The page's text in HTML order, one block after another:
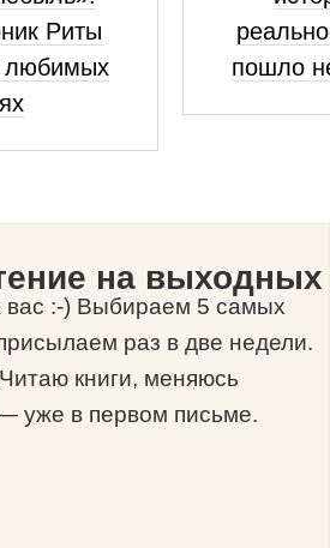
Риты
пошло
на выходных
вас :-) Выбираем 5 самых
раз в две недели.
книги, меняюсь
уже в первом письме.